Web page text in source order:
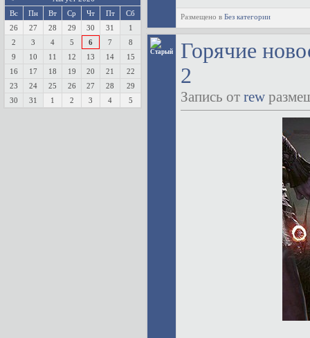
Размещено в Без категории
Горячие
2
Запись от rew
Вс
Пн Вт Ср Чт Пт
Сб
26
27 28 29 30 31
1
2
3 4 5 6 7
8
9
10 11 12 13 14
15
16
17 18 19 20 21
22
23
24 25 26 27 28
29
30
31 1 2 3 4 5